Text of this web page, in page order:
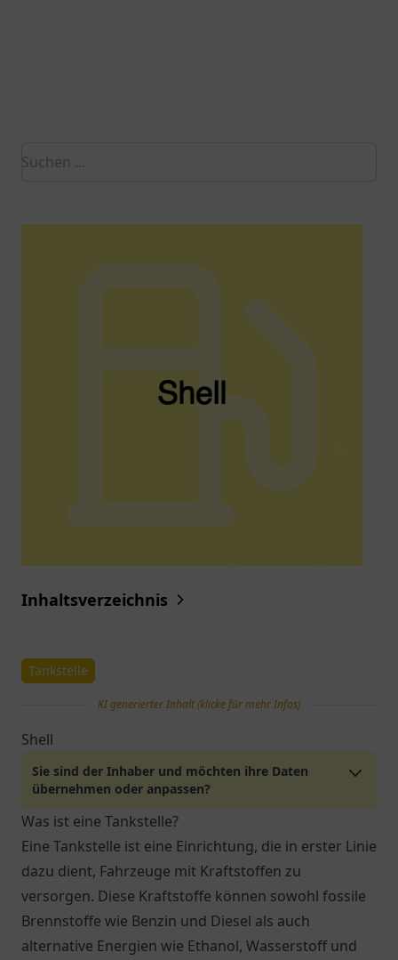
Inhaltsverzeichnis
Tankstelle
KI generierter Inhalt (klicke für mehr Infos)
Shell
Sie sind der Inhaber und möchten ihre Daten
übernehmen oder anpassen?
Was ist eine Tankstelle?
Eine Tankstelle ist eine Einrichtung, die in erster Linie
dazu dient, Fahrzeuge mit Kraftstoffen zu
versorgen. Diese Kraftstoffe können sowohl fossile
Brennstoffe wie Benzin und Diesel als auch
alternative Energien wie Ethanol, Wasserstoff und